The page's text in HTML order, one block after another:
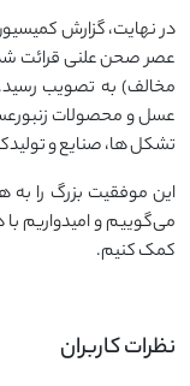
در نهایت، گزارش
مخالف) به تصویب
عسل و محصولات
تشکل ‌ها، صنایع و
این موفقیت بزرگ را به
می‌گوییم و امیدواریم
کمک کنیم.
نظرات کاربران